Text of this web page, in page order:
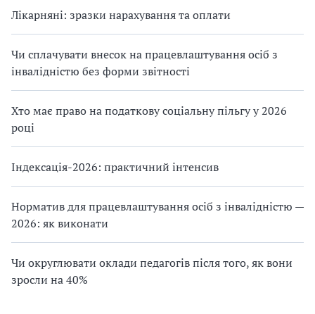
Лікарняні: зразки нарахування та оплати
Чи сплачувати внесок на працевлаштування осіб з
інвалідністю без форми звітності
Хто має право на податкову соціальну пільгу у 2026
році
Індексація-2026: практичний інтенсив
Норматив для працевлаштування осіб з інвалідністю —
2026: як виконати
Чи округлювати оклади педагогів після того, як вони
зросли на 40%